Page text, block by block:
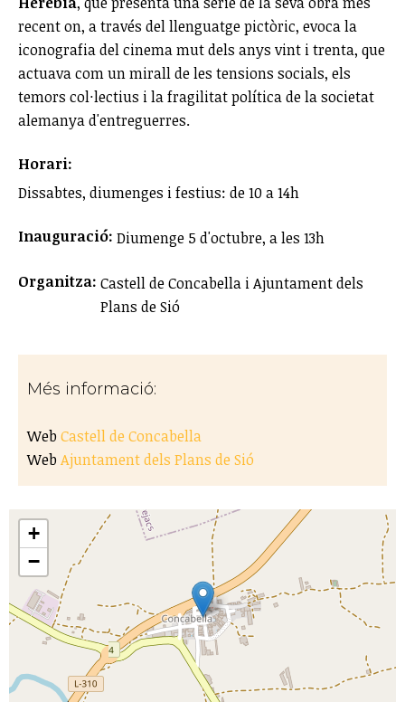
recent on, a través del llenguatge pictòric, evoca la
iconografia del cinema mut dels anys vint i trenta, que
actuava com un mirall de les tensions socials, els
temors col·lectius i la fragilitat política de la societat
alemanya d'entreguerres.
Horari:
Dissabtes, diumenges i festius: de 10 a 14h
Inauguració: Diumenge 5 d'octubre, a les 13h
Organitza: Castell de Concabella i Ajuntament dels
Plans de Sió
Més informació:
WebCastell de Concabella
WebAjuntament dels Plans de Sió
+
−